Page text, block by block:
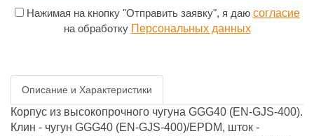
Нажимая на кнопку "Отправить заявку", я даю согласие
на обработку Персональных данных
Описание и Характеристики
Корпус из высокопрочного чугуна GGG40 (EN-GJS-400).
Клин - чугун GGG40 (EN-GJS-400)/EPDM, шток -